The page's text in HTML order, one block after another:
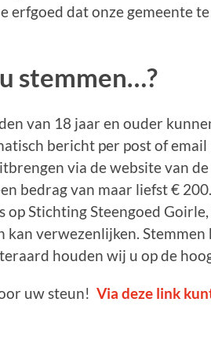
erfgoed dat onze gemeente
stemmen…?
van 18 jaar en ouder
bericht per post of
via de website van
bedrag van maar liefst €
op Stichting Steengoed
kan verwezenlijken.
houden wij u op de
uw steun! Via deze link